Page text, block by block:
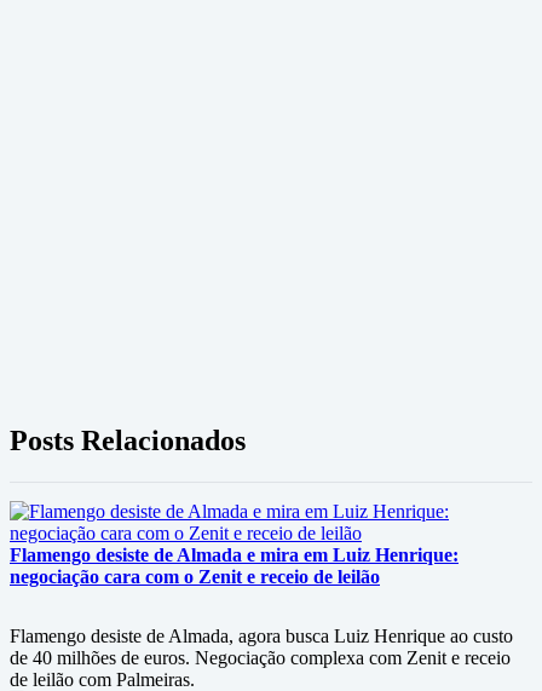
Posts Relacionados
Flamengo desiste de Almada e mira em Luiz Henrique:
negociação cara com o Zenit e receio de leilão
Flamengo desiste de Almada, agora busca Luiz Henrique ao custo
de 40 milhões de euros. Negociação complexa com Zenit e receio
de leilão com Palmeiras.